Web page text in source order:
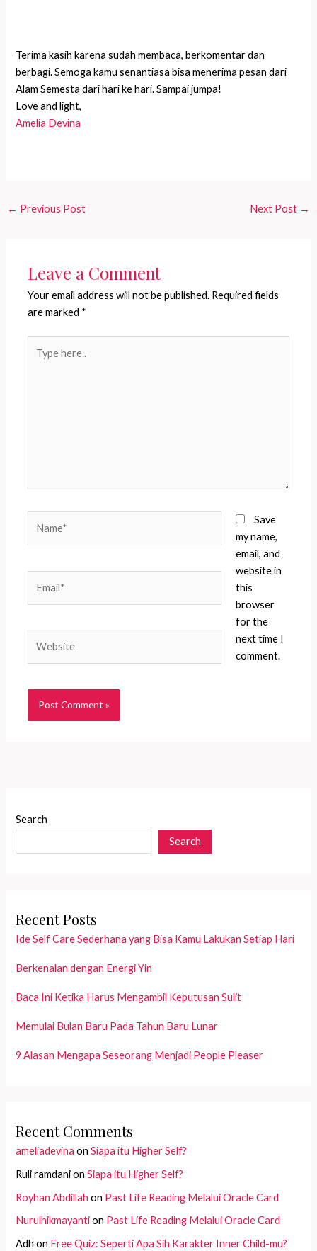
Terima kasih karena sudah membaca, berkomentar dan
berbagi. Semoga kamu senantiasa bisa menerima pesan dari
Alam Semesta dari hari ke hari. Sampai jumpa!
Love and light,
Amelia Devina
← Previous Post Next Post →
Leave a Comment
Your email address will not be published. Required fields
are marked *
here..
Save
my name,
email, and
website in
this
browser
for the
next time I
comment.
Search
Search
Recent Posts
Ide Self Care Sederhana yang Bisa Kamu Lakukan Setiap Hari
Berkenalan dengan Energi Yin
Baca Ini Ketika Harus Mengambil Keputusan Sulit
Memulai Bulan Baru Pada Tahun Baru Lunar
9 Alasan Mengapa Seseorang Menjadi People Pleaser
Recent Comments
ameliadevina onSiapa itu Higher Self?
Ruli ramdanionSiapa itu Higher Self?
Royhan Abdillah on Past Life Reading Melalui Oracle Card
Nurulhikmayantion Past Life Reading Melalui Oracle Card
Adh on Free Quiz: Seperti Apa Sih Karakter Inner Child-mu?